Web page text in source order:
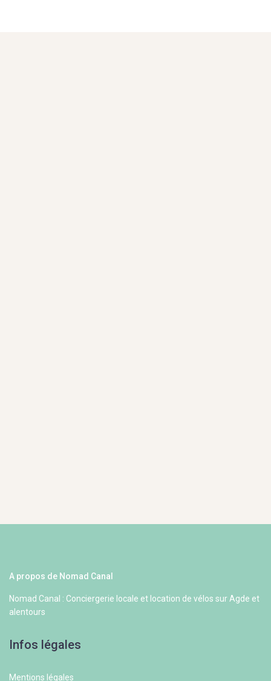
A propos de Nomad Canal
Nomad Canal : Conciergerie locale et location de vélos sur Agde et
alentours
Infos légales
Mentions légales